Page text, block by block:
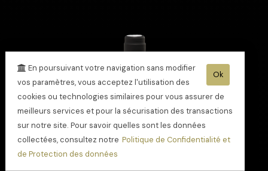
Ok
En poursuivant votre navigation sans modifier
vos paramètres, vous acceptez l'utilisation des
cookies ou technologies similaires pour vous assurer de
meilleurs services et pour la sécurisation des transactions
sur notre site. Pour savoir quelles sont les données
collectées, consultez notre Politique de Confidentialité et
de Protection des données